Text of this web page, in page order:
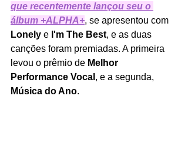
que recentemente lançou seu o
álbum +ALPHA+, se apresentou com
Lonely e I'm The Best, e as duas
canções foram premiadas. A primeira
levou o prêmio de Melhor
Performance Vocal , e a segunda,
Música do Ano.